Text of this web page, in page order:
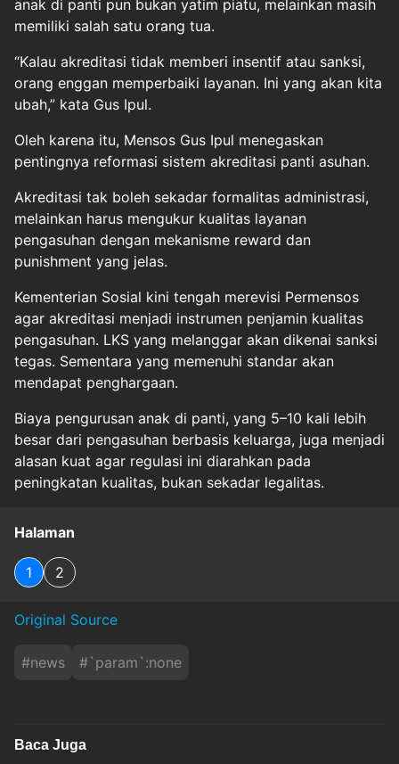
anak di panti pun bukan yatim piatu, melainkan masih
memiliki salah satu orang tua.
“Kalau akreditasi tidak memberi insentif atau sanksi,
orang enggan memperbaiki layanan. Ini yang akan kita
ubah,” kata Gus Ipul.
Oleh karena itu, Mensos Gus Ipul menegaskan
pentingnya reformasi sistem akreditasi panti asuhan.
Akreditasi tak boleh sekadar formalitas administrasi,
melainkan harus mengukur kualitas layanan
pengasuhan dengan mekanisme reward dan
punishment yang jelas.
Kementerian Sosial kini tengah merevisi Permensos
agar akreditasi menjadi instrumen penjamin kualitas
pengasuhan. LKS yang melanggar akan dikenai sanksi
tegas. Sementara yang memenuhi standar akan
mendapat penghargaan.
Biaya pengurusan anak di panti, yang 5–10 kali lebih
besar dari pengasuhan berbasis keluarga, juga menjadi
alasan kuat agar regulasi ini diarahkan pada
peningkatan kualitas, bukan sekadar legalitas.
Halaman
1 2
Original Source
#news #`param`:none
Baca Juga